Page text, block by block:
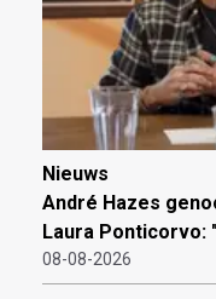
Nieuws
André Hazes
Laura Ponticorvo:
08-08-2026